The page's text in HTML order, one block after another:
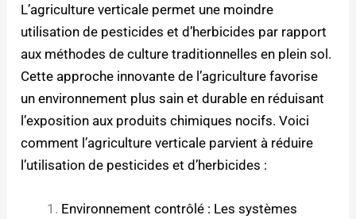
L’agriculture verticale permet une moindre
utilisation de pesticides et d’herbicides par rapport
aux méthodes de culture traditionnelles en plein sol.
Cette approche innovante de l’agriculture favorise
un environnement plus sain et durable en réduisant
l’exposition aux produits chimiques nocifs. Voici
comment l’agriculture verticale parvient à réduire
l’utilisation de pesticides et d’herbicides :
Environnement contrôlé : Les systèmes